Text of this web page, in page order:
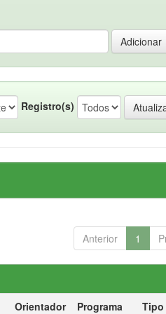
Registro(s)
Anterior 1
Orientador Programa
Tipo